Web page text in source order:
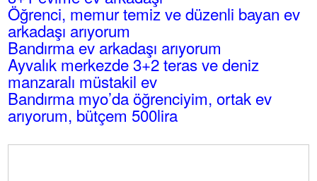
Öğrenci, memur temiz ve düzenli bayan ev
arkadaşı arıyorum
Bandırma ev arkadaşı arıyorum
Ayvalık merkezde 3+2 teras ve deniz
manzaralı müstakil ev
Bandırma myo’da öğrenciyim, ortak ev
arıyorum, bütçem 500lira